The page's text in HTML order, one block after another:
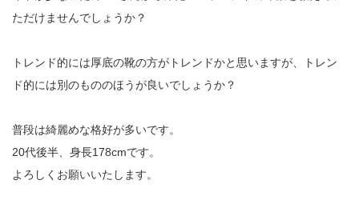
ただけませんでしょうか？
トレンド的には厚底の靴の方がトレンドかと思いますが、トレン
ド的には別のもののほうが良いでしょうか？
普段は綺麗めな格好が多いです。
20代後半、身長178cmです。
よろしくお願いいたします。